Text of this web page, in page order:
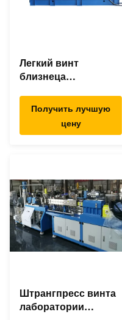
Легкий винт
близнеца
смешивая
штрангпресс для
АБС ПК ПА ПС ПЭ
Получить лучшую
цену
Штрангпресс винта
лаборатории